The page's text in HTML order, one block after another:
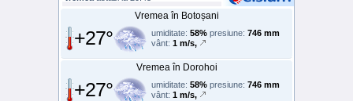
Vremea în Botoșani
+27° umiditate: 58% presiune: 746 mm
vânt: 1 m/s,
Vremea în Dorohoi
+27° umiditate: 58% presiune: 746 mm
vânt: 1 m/s,